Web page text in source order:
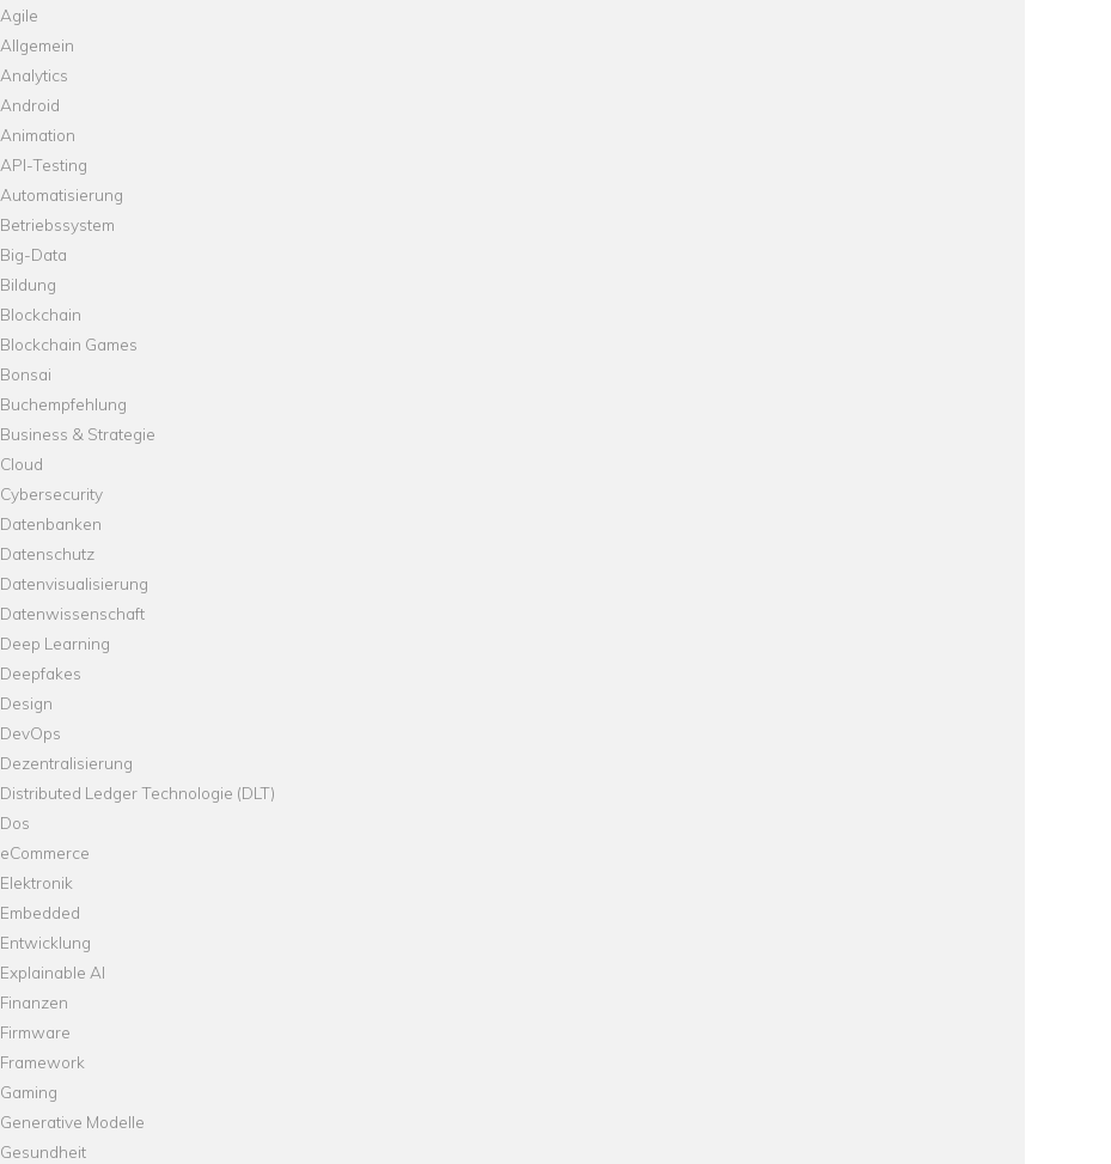
Agile
Allgemein
Analytics
Android
Animation
API-Testing
Automatisierung
Betriebssystem
Big-Data
Bildung
Blockchain
Blockchain Games
Bonsai
Buchempfehlung
Business & Strategie
Cloud
Cybersecurity
Datenbanken
Datenschutz
Datenvisualisierung
Datenwissenschaft
Deep Learning
Deepfakes
Design
DevOps
Dezentralisierung
Distributed Ledger Technologie (DLT)
Dos
eCommerce
Elektronik
Embedded
Entwicklung
Explainable AI
Finanzen
Firmware
Framework
Gaming
Generative Modelle
Gesundheit